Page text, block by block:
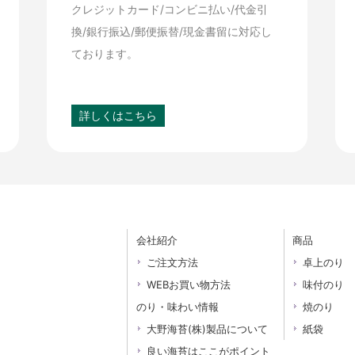
クレジットカード/コンビニ払い/代金引
換/銀行振込/郵便振替/現金書留に対応し
ております。
詳しくはこちら
会社紹介
ご注文方法
WEBお買い物方法
のり・味わい情報
大野海苔(株)製品について
良い海苔はここがポイント
商品
卓上のり
味付のり
焼のり
紙袋